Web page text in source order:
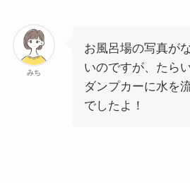
みち
お風呂場の写真が
いのですが、たら
ダンプカーに水を
でしたよ！